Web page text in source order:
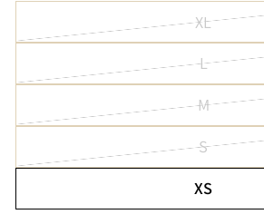
XL
הגרסה
אזלה
זמינה
L
הגרסה
אזלה
זמינה
M
הגרסה
אזלה
לא
S
הגרסה
אזלהXS
הגרסה